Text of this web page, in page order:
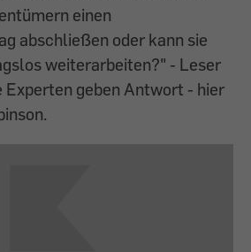
einen
abschließen oder kann sie
weiterarbeiten?" - Leser
Experten geben Antwort - hier